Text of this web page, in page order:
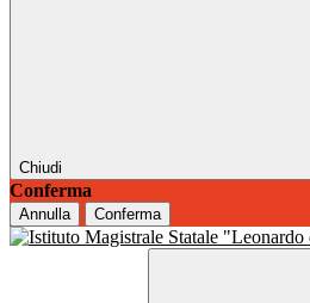
Chiudi
Conferma
Annulla Conferma